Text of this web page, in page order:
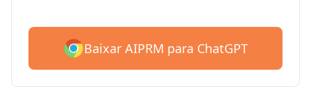
Baixar AIPRM para ChatGPT